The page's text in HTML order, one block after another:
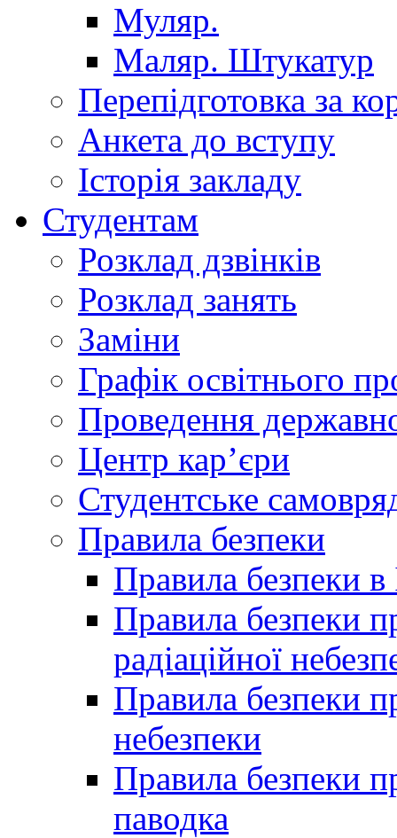
Муляр.
Маляр. Штукатур
Перепідготовка за
Анкета до вступу
Історія закладу
Студентам
Розклад дзвінків
Розклад занять
Заміни
Графік освітнього
Проведення
Центр кар’єри
Студентське
Правила безпеки
Правила безпеки в
Правила безпеки
радіаційної
Правила безпеки
небезпеки
Правила безпеки
паводка